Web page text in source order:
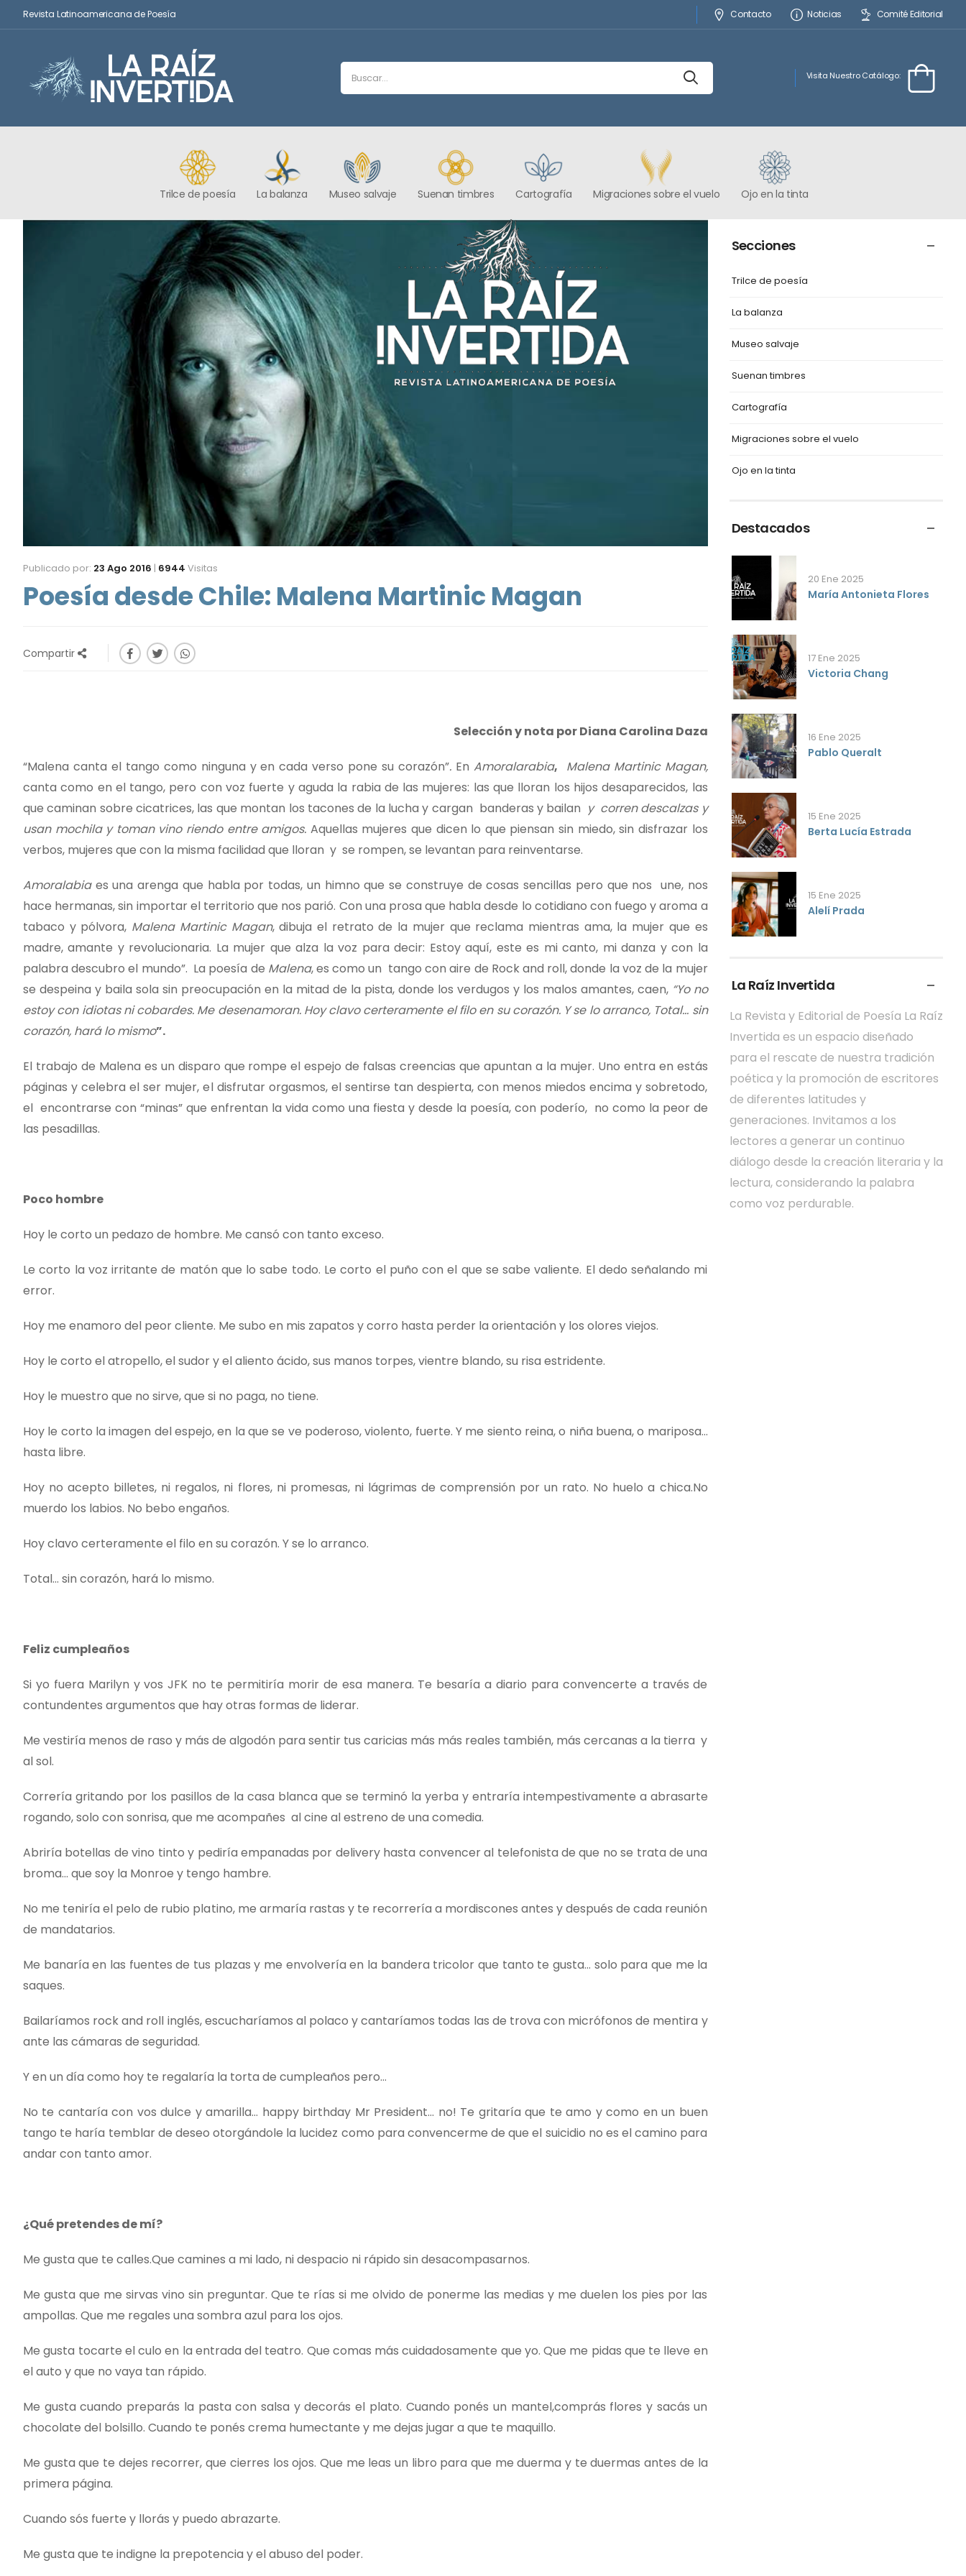
Revista Latinoamericana de Poesía Contacto Noticias Comité Editorial
Visita Nuestro Catálogo:
Trilce de poesía La balanza Museo salvaje Suenan timbres Cartografía Migraciones sobre el vuelo Ojo en la tinta
Publicado por: 23 Ago 2016 | 6944 Visitas
Poesía desde Chile: Malena Martinic Magan
Compartir
Selección y nota por Diana Carolina Daza
“Malena canta el tango como ninguna y en cada verso pone su corazón”. En Amoralarabia,
Malena Martinic Magan,
canta como en el tango, pero con voz fuerte y aguda la rabia de las mujeres: las que lloran los hijos desaparecidos, las
que caminan sobre cicatrices, las que montan los tacones de la lucha y cargan banderas y bailan y corren descalzas y
usan mochila y toman vino riendo entre amigos. Aquellas mujeres que dicen lo que piensan sin miedo, sin disfrazar los
verbos, mujeres que con la misma facilidad que lloran y se rompen, se levantan para reinventarse.
Amoralabiaes una arenga que habla por todas, un himno que se construye de cosas sencillas pero que nos une, nos
hace hermanas, sin importar el territorio que nos parió. Con una prosa que habla desde lo cotidiano con fuego y aroma a
tabaco y pólvora, Malena Martinic Magan, dibuja el retrato de la mujer que reclama mientras ama, la mujer que es
madre, amante y revolucionaria. La mujer que alza la voz para decir: Estoy aquí, este es mi canto, mi danza y con la
palabra descubro el mundo”. La poesía de Malena, es como un tango con aire de Rock and roll, donde la voz de la mujer
se despeina y baila sola sin preocupación en la mitad de la pista, donde los verdugos y los malos amantes, caen, “Yo no
estoy con idiotas ni cobardes. Me desenamoran. Hoy clavo certeramente el filo en su corazón. Y se lo arranco, Total… sin
corazón, hará lo mismo”.
El trabajo de Malena es un disparo que rompe el espejo de falsas creencias que apuntan a la mujer. Uno entra en estás
páginas y celebra el ser mujer, el disfrutar orgasmos, el sentirse tan despierta, con menos miedos encima y sobretodo,
el encontrarse con “minas” que enfrentan la vida como una fiesta y desde la poesía, con poderío, no como la peor de
las pesadillas.
Poco hombre
Hoy le corto un pedazo de hombre. Me cansó con tanto exceso.
Le corto la voz irritante de matón que lo sabe todo. Le corto el puño con el que se sabe valiente. El dedo señalando mi
error.
Hoy me enamoro del peor cliente. Me subo en mis zapatos y corro hasta perder la orientación y los olores viejos.
Hoy le corto el atropello, el sudor y el aliento ácido, sus manos torpes, vientre blando, su risa estridente.
Hoy le muestro que no sirve, que si no paga, no tiene.
Hoy le corto la imagen del espejo, en la que se ve poderoso, violento, fuerte. Y me siento reina, o niña buena, o mariposa…
hasta libre.
Hoy no acepto billetes, ni regalos, ni flores, ni promesas, ni lágrimas de comprensión por un rato. No huelo a chica.No
muerdo los labios. No bebo engaños.
Hoy clavo certeramente el filo en su corazón. Y se lo arranco.
Total… sin corazón, hará lo mismo.
Feliz cumpleaños
Si yo fuera Marilyn y vos JFK no te permitiría morir de esa manera. Te besaría a diario para convencerte a través de
contundentes argumentos que hay otras formas de liderar.
Me vestiría menos de raso y más de algodón para sentir tus caricias más más reales también, más cercanas a la tierra y
al sol.
Correría gritando por los pasillos de la casa blanca que se terminó la yerba y entraría intempestivamente a abrasarte
rogando, solo con sonrisa, que me acompañes al cine al estreno de una comedia.
Abriría botellas de vino tinto y pediría empanadas por delivery hasta convencer al telefonista de que no se trata de una
broma… que soy la Monroe y tengo hambre.
No me teniría el pelo de rubio platino, me armaría rastas y te recorrería a mordiscones antes y después de cada reunión
de mandatarios.
Me banaría en las fuentes de tus plazas y me envolvería en la bandera tricolor que tanto te gusta… solo para que me la
saques.
Bailaríamos rock and roll inglés, escucharíamos al polaco y cantaríamos todas las de trova con micrófonos de mentira y
ante las cámaras de seguridad.
Y en un día como hoy te regalaría la torta de cumpleaños pero…
No te cantaría con vos dulce y amarilla… happy birthday Mr President… no! Te gritaría que te amo y como en un buen
tango te haría temblar de deseo otorgándole la lucidez como para convencerme de que el suicidio no es el camino para
andar con tanto amor.
¿Qué pretendes de mí?
Me gusta que te calles.Que camines a mi lado, ni despacio ni rápido sin desacompasarnos.
Me gusta que me sirvas vino sin preguntar. Que te rías si me olvido de ponerme las medias y me duelen los pies por las
ampollas. Que me regales una sombra azul para los ojos.
Me gusta tocarte el culo en la entrada del teatro. Que comas más cuidadosamente que yo. Que me pidas que te lleve en
el auto y que no vaya tan rápido.
Me gusta cuando preparás la pasta con salsa y decorás el plato. Cuando ponés un mantel,comprás flores y sacás un
chocolate del bolsillo. Cuando te ponés crema humectante y me dejas jugar a que te maquillo.
Me gusta que te dejes recorrer, que cierres los ojos. Que me leas un libro para que me duerma y te duermas antes de la
primera página.
Cuando sós fuerte y llorás y puedo abrazarte.
Me gusta que te indigne la prepotencia y el abuso del poder.
Secciones
Trilce de poesía
La balanza
Museo salvaje
Suenan timbres
Cartografía
Migraciones sobre el vuelo
Ojo en la tinta
Destacados
20 Ene 2025
María Antonieta Flores
17 Ene 2025
Victoria Chang
16 Ene 2025
Pablo Queralt
15 Ene 2025
Berta Lucía Estrada
15 Ene 2025
Alelí Prada
La Raíz Invertida
La Revista y Editorial de Poesía La Raíz
Invertida es un espacio diseñado
para el rescate de nuestra tradición
poética y la promoción de escritores
de diferentes latitudes y
generaciones. Invitamos a los
lectores a generar un continuo
diálogo desde la creación literaria y la
lectura, considerando la palabra
como voz perdurable.